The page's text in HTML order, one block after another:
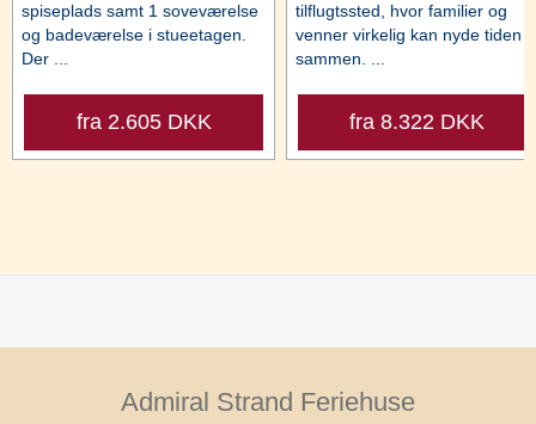
spiseplads samt 1 soveværelse
og badeværelse i stueetagen.
Der ...
fra 2.605 DKK
tilflugtssted, hvor familier og
venner virkelig kan nyde tiden
sammen. ...
fra 8.322 DKK
Admiral Strand Feriehuse